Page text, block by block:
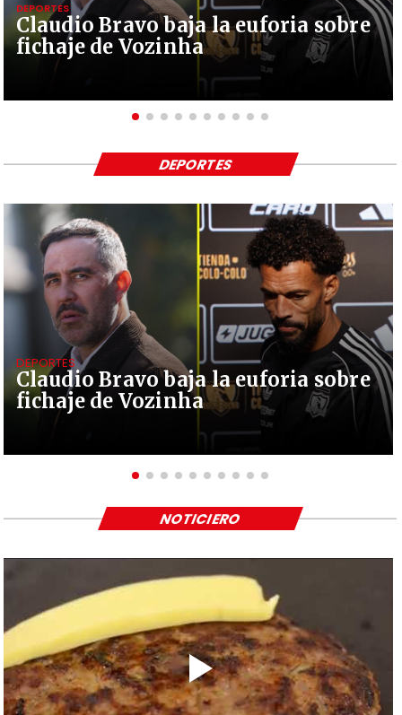
Claudio Bravo baja la euforia sobre
fichaje de Vozinha
DEPORTES
Claudio Bravo baja la euforia sobre
fichaje de Vozinha
DEPORTES
DEPORTES
NOTICIERO